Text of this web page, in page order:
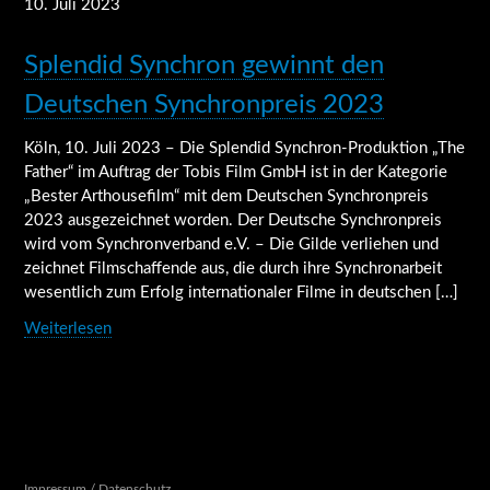
10. Juli 2023
Splendid Synchron gewinnt den
Deutschen Synchronpreis 2023
Köln, 10. Juli 2023 – Die Splendid Synchron-Produktion „The
Father“ im Auftrag der Tobis Film GmbH ist in der Kategorie
„Bester Arthousefilm“ mit dem Deutschen Synchronpreis
2023 ausgezeichnet worden. Der Deutsche Synchronpreis
wird vom Synchronverband e.V. – Die Gilde verliehen und
zeichnet Filmschaffende aus, die durch ihre Synchronarbeit
wesentlich zum Erfolg internationaler Filme in deutschen […]
Weiterlesen